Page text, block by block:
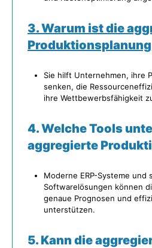
3. Warum ist die
Sie hilft Unternehmen, ihre
senken, die
ihre Wettbewerbsfähigkeit
4. Welche Tools
aggregierte
Moderne ERP-Systeme und
Softwarelösungen können
genaue Prognosen und
unterstützen.
5. Kann die